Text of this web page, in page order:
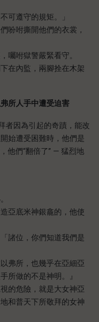
可遵守的規矩。」
吩咐撕開他們的衣裳，
囑咐獄警嚴緊看守。
在內監，兩腳拴在木架
所人手中遭受迫害
者因為引起的奇蹟，能改
始遭受困難時，他們是
他們“翻倍了” — 猛烈地
亞底米神銀龕的，他使
諸位，你們知道我們是
弗所，也幾乎在亞細亞
所做的不是神明。』
的危險，就是大女神亞
和普天下所敬拜的女神